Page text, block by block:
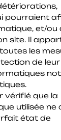
pourraient
et/ou
site. Il
les
de leur
vérifié que la
utilisée ne
état de